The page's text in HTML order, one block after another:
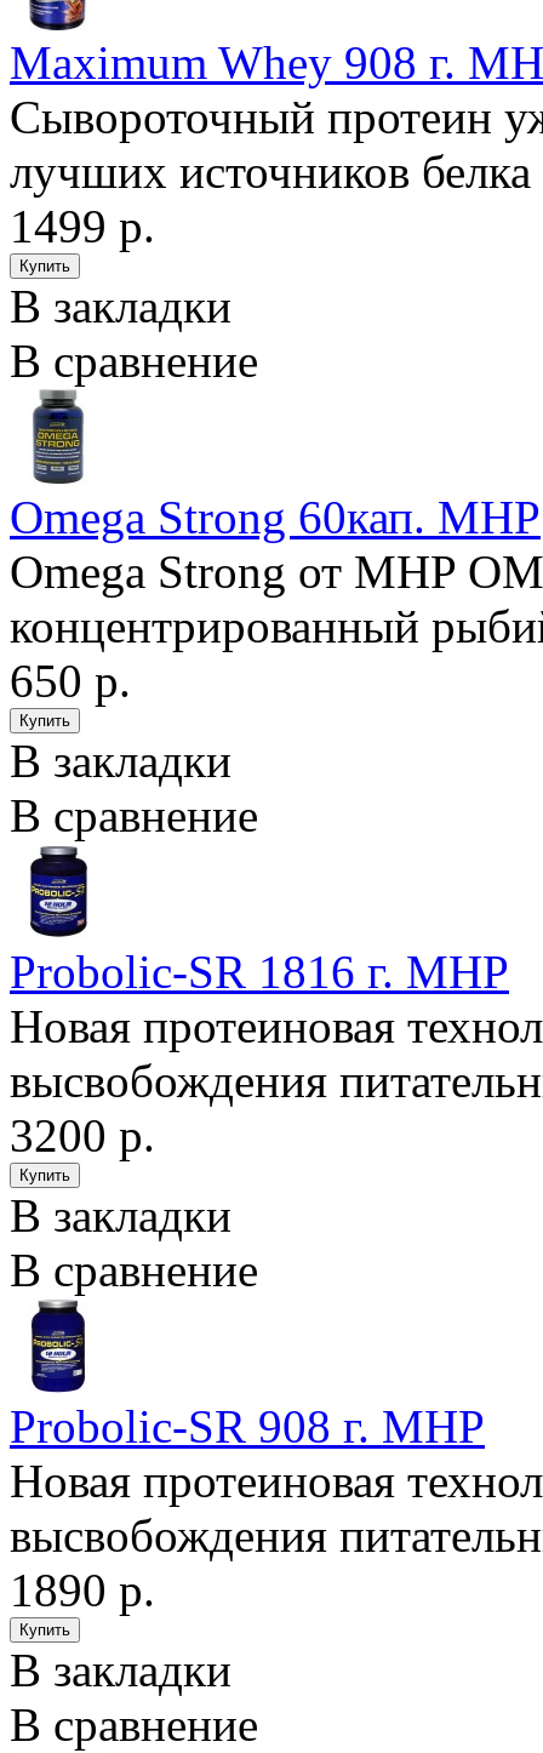
Maximum Whey 908 г.
Сывороточный протеин
лучших источников
1499 р.
В закладки
В сравнение
Omega Strong 60кап. MHP
Omega Strong от MHP
концентрированный
650 р.
В закладки
В сравнение
Probolic-SR 1816 г. MHP
Новая протеиновая
высвобождения
3200 р.
В закладки
В сравнение
Probolic-SR 908 г. MHP
Новая протеиновая
высвобождения
1890 р.
В закладки
В сравнение